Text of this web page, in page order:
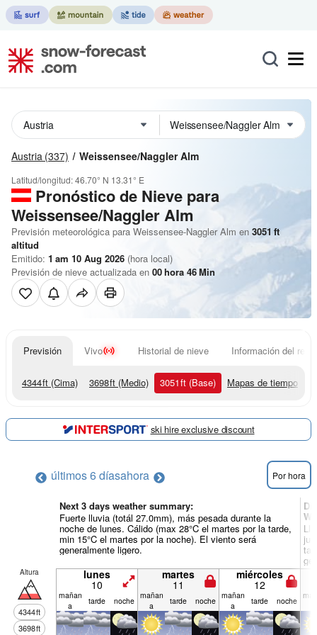
Austria (337) Weissensee/Naggler Alm
Latitud/longitud:46.70° N 13.31° E
Pronóstico de Nieve para
Weissensee/Naggler Alm
Previsión meteorológica para Weissensee-Naggler Alm en 3051 ft
altitud
Emitido: 1 am 10 Aug 2026 (hora local)
Previsión de nieve actualizada en 00hora 46Min
Previsión Vivo Historial de nieve Información del
4344ft (Cima) 3698ft (Medio) 3051ft (Base) Mapas de tiempo
ski hire exclusive discount
últimos 6 díasahora Por hora
Next 3 days weather summary:
Fuerte lluvia (totál 27.0mm), más pesada durante la
noche de lunes. Cálido (max 28°C el martes por la tarde,
min 15°C el martes por la noche). El viento será
generalmente ligero.
Altura
4344ft
3698ft
lunes
10
martes
11
miércoles
12
mañan
a
tarde noche mañan
a
tarde noche mañan
a
tarde noche